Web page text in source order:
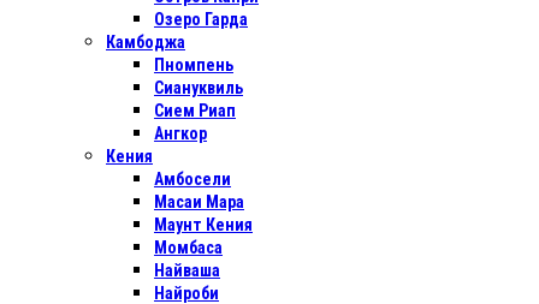
Озеро Гарда
Камбоджа
Пномпень
Сиануквиль
Сием Риап
Ангкор
Кения
Амбосели
Масаи Мара
Маунт Кения
Момбаса
Найваша
Найроби